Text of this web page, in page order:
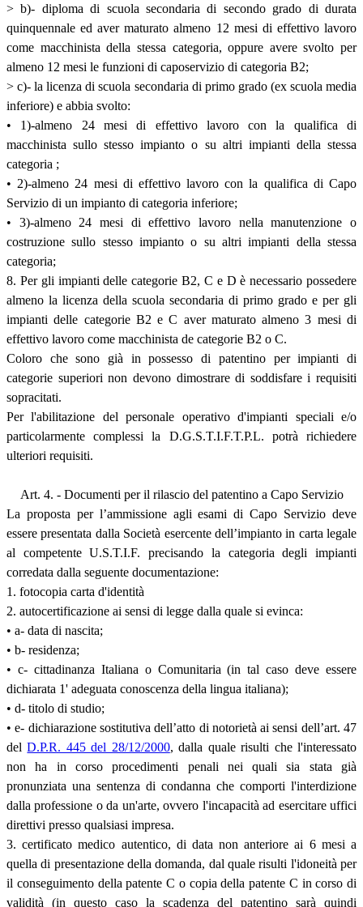
> b)- diploma di scuola secondaria di secondo grado di durata
quinquennale ed aver maturato almeno 12 mesi di effettivo lavoro
come macchinista della stessa categoria, oppure avere svolto per
almeno 12 mesi le funzioni di caposervizio di categoria B2;
> c)- la licenza di scuola secondaria di primo grado (ex scuola media
inferiore) e abbia svolto:
• 1)-almeno 24 mesi di effettivo lavoro con la qualifica di
macchinista sullo stesso impianto o su altri impianti della stessa
categoria ;
• 2)-almeno 24 mesi di effettivo lavoro con la qualifica di Capo
Servizio di un impianto di categoria inferiore;
• 3)-almeno 24 mesi di effettivo lavoro nella manutenzione o
costruzione sullo stesso impianto o su altri impianti della stessa
categoria;
8. Per gli impianti delle categorie B2, C e D è necessario possedere
almeno la licenza della scuola secondaria di primo grado e per gli
impianti delle categorie B2 e C aver maturato almeno 3 mesi di
effettivo lavoro come macchinista de categorie B2 o C.
Coloro che sono già in possesso di patentino per impianti di
categorie superiori non devono dimostrare di soddisfare i requisiti
sopracitati.
Per l'abilitazione del personale operativo d'impianti speciali e/o
particolarmente complessi la D.G.S.T.I.F.T.P.L. potrà richiedere
ulteriori requisiti.
Art. 4. - Documenti per il rilascio del patentino a Capo Servizio
La proposta per l’ammissione agli esami di Capo Servizio deve
essere presentata dalla Società esercente dell’impianto in carta legale
al competente U.S.T.I.F. precisando la categoria degli impianti
corredata dalla seguente documentazione:
1. fotocopia carta d'identità
2. autocertificazione ai sensi di legge dalla quale si evinca:
• a- data di nascita;
• b- residenza;
• c- cittadinanza Italiana o Comunitaria (in tal caso deve essere
dichiarata 1' adeguata conoscenza della lingua italiana);
• d- titolo di studio;
• e- dichiarazione sostitutiva dell’atto di notorietà ai sensi dell’art. 47
delD.P.R. 445 del 28/12/2000, dalla quale risulti che l'interessato
non ha in corso procedimenti penali nei quali sia stata già
pronunziata una sentenza di condanna che comporti l'interdizione
dalla professione o da un'arte, ovvero l'incapacità ad esercitare uffici
direttivi presso qualsiasi impresa.
3. certificato medico autentico, di data non anteriore ai 6 mesi a
quella di presentazione della domanda, dal quale risulti l'idoneità per
il conseguimento della patente C o copia della patente C in corso di
validità (in questo caso la scadenza del patentino sarà quindi